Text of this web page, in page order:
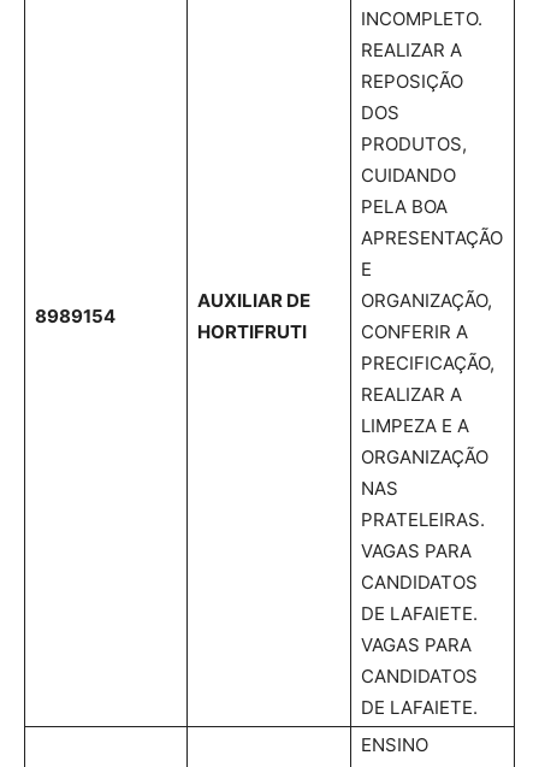
8989154
AUXILIAR DE
HORTIFRUTI
INCOMPLETO.
REALIZAR A
REPOSIÇÃO
DOS
PRODUTOS,
CUIDANDO
PELA BOA
APRESENTAÇÃO
E
ORGANIZAÇÃO,
CONFERIR A
PRECIFICAÇÃO,
REALIZAR A
LIMPEZA E A
ORGANIZAÇÃO
NAS
PRATELEIRAS.
VAGAS PARA
CANDIDATOS
DE LAFAIETE.
VAGAS PARA
CANDIDATOS
DE LAFAIETE.
ENSINO